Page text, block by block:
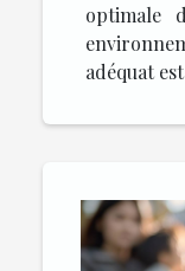
optimale
adéquat